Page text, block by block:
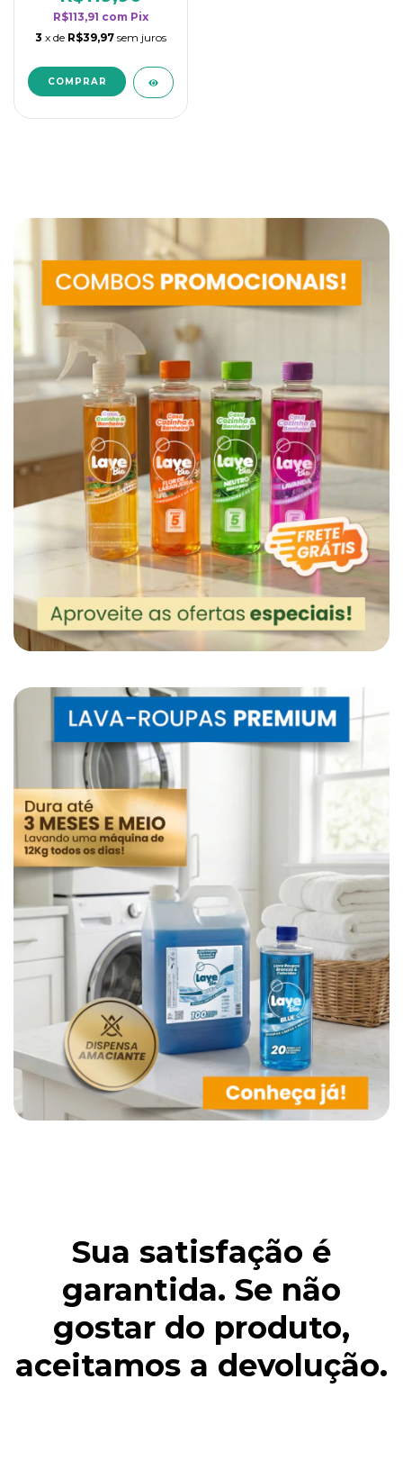
R$113,91 com Pix
3 x de R$39,97 sem juros
Sua satisfação é
garantida. Se não
gostar do produto,
aceitamos a devolução.